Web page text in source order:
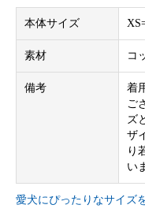
本体サイズ
素材 コ
備考
着
ご
ズ
ザ
り
い
愛犬にぴったりなサイズ